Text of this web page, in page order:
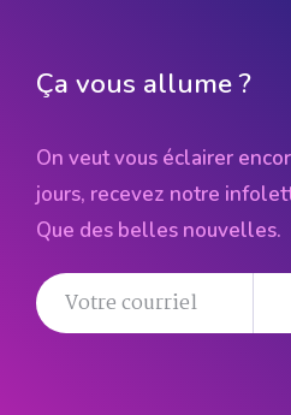
Ça vous allume ?
On veut vous éclairer
jours, recevez notre
Que des belles nouvelles.